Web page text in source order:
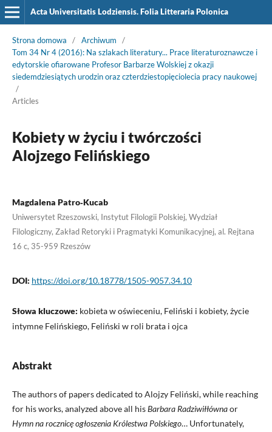
Acta Universitatis Lodziensis. Folia Litteraria Polonica
Strona domowa / Archiwum
/
Tom 34 Nr 4 (2016): Na szlakach literatury... Prace literaturoznawcze i
edytorskie ofiarowane Profesor Barbarze Wolskiej z okazji
siedemdziesiątych urodzin oraz czterdziestopięciolecia pracy naukowej
/
Articles
Kobiety w życiu i twórczości
Alojzego Felińskiego
Magdalena Patro‑Kucab
Uniwersytet Rzeszowski, Instytut Filologii Polskiej, Wydział
Filologiczny, Zakład Retoryki i Pragmatyki Komunikacyjnej, al. Rejtana
16 c, 35-959 Rzeszów
DOI: https://doi.org/10.18778/1505-9057.34.10
Słowa kluczowe: kobieta w oświeceniu, Feliński i kobiety, życie
intymne Felińskiego, Feliński w roli brata i ojca
Abstrakt
The authors of papers dedicated to Alojzy Feliński, while reaching
for his works, analyzed above all hisBarbara Radziwiłłównaor
Hymn na rocznicęogłoszenia Królestwa Polskiego… Unfortunately,